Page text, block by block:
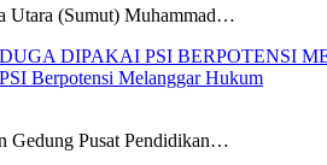
Utara (Sumut) Muhammad…
Berpotensi Melanggar Hukum
Gedung Pusat Pendidikan…